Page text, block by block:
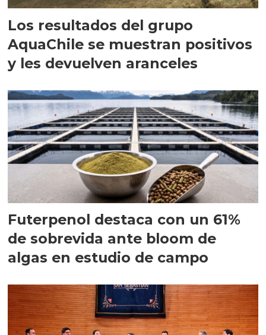
Los resultados del grupo
AquaChile se muestran positivos
y les devuelven aranceles
Futerpenol destaca con un 61%
de sobrevida ante bloom de
algas en estudio de campo